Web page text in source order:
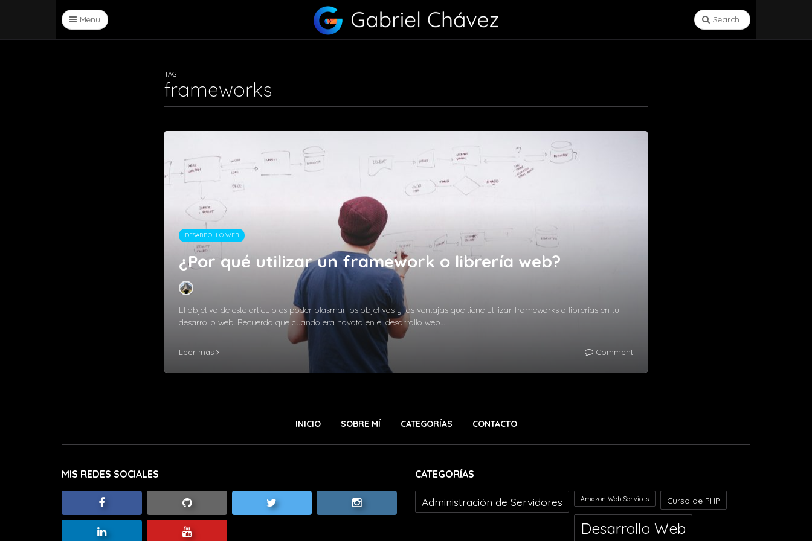
Menu Search
TAG
frameworks
DESARROLLO WEB
¿Por qué utilizar un framework o librería web?
El objetivo de este artículo es poder plasmar los objetivos y las ventajas que tiene utilizar frameworks o librerías en tu
desarrollo web. Recuerdo que cuando era novato en el desarrollo web…
Leer más Comment
INICIO SOBRE MÍ CATEGORÍAS CONTACTO
MIS REDES SOCIALES CATEGORÍAS
Administración de Servidores Amazon Web Services Curso de PHP
Desarrollo Web